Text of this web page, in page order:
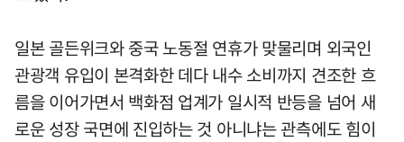
일본 골든위크와 중국 노동절 연휴가 맞물리며 외국인
관광객 유입이 본격화한 데다 내수 소비까지 견조한 흐
름을 이어가면서 백화점 업계가 일시적 반등을 넘어 새
로운 성장 국면에 진입하는 것 아니냐는 관측에도 힘이